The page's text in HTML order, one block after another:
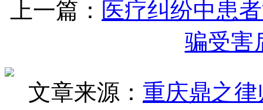
上一篇： 医疗纠纷中患
骗受害
文章来源： 重庆鼎之